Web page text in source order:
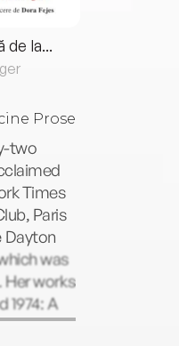
de la...
two
Times
Paris
Dayton
was
Her works
1974: A
The Life,